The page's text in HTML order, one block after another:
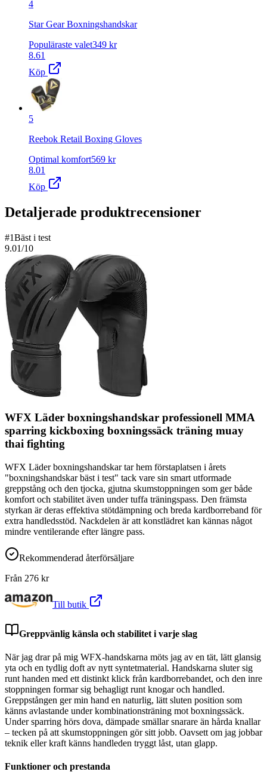
4
Star Gear Boxningshandskar
Populäraste valet349 kr
8.61
Köp
5
Reebok Retail Boxing Gloves
Optimal komfort569 kr
8.01
Köp
Detaljerade produktrecensioner
#1Bäst i test
9.01/10
WFX Läder boxningshandskar professionell MMA
sparring kickboxing boxningssäck träning muay
thai fighting
WFX Läder boxningshandskar tar hem förstaplatsen i årets
"boxningshandskar bäst i test" tack vare sin smart utformade
greppstång och den tjocka, gjutna skumstoppningen som ger både
komfort och stabilitet även under tuffa träningspass. Den främsta
styrkan är deras effektiva stötdämpning och breda kardborreband för
extra handledsstöd. Nackdelen är att konstlädret kan kännas något
mindre ventilerande efter längre pass.
Rekommenderad återförsäljare
Från 276 kr
Till butik
Greppvänlig känsla och stabilitet i varje slag
När jag drar på mig WFX-handskarna möts jag av en tät, lätt glansig
yta och en tydlig doft av nytt syntetmaterial. Handskarna sluter sig
runt handen med ett distinkt klick från kardborrebandet, och den inre
stoppningen formar sig behagligt runt knogar och handled.
Greppstången ger min hand en naturlig, lätt sluten position som
känns avlastande under kombinationsträning mot boxningssäck.
Under sparring hörs dova, dämpade smällar snarare än hårda knallar
– tecken på att skumstoppningen gör sitt jobb. Oavsett om jag jobbar
teknik eller kraft känns handleden tryggt låst, utan glapp.
Funktioner och prestanda